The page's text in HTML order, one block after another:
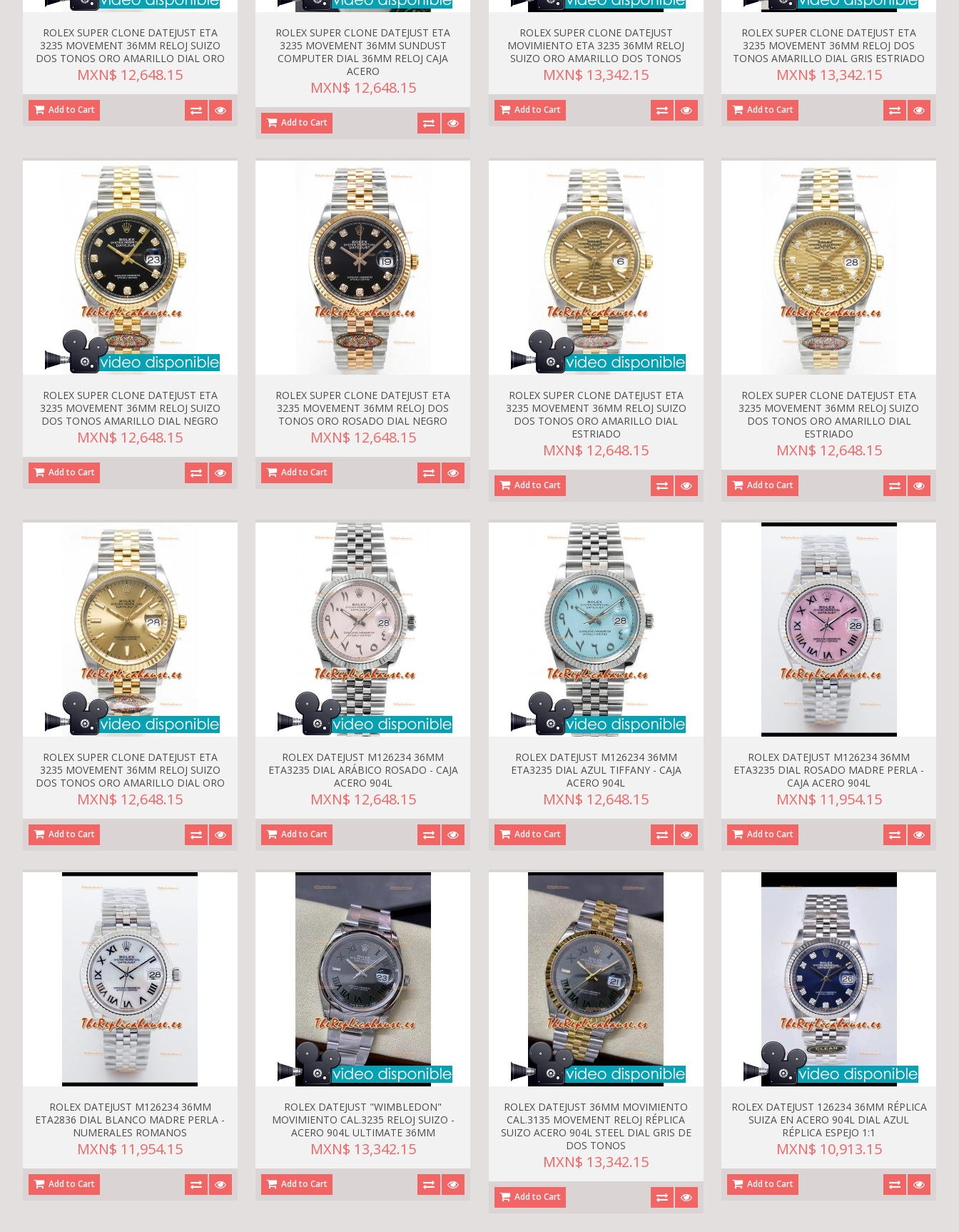
ROLEX SUPER CLONE DATEJUST ETA
3235 MOVEMENT 36MM RELOJ SUIZO
DOS TONOS ORO AMARILLO DIAL ORO
MXN$ 12,648.15
Add to Cart
ROLEX SUPER CLONE DATEJUST ETA
3235 MOVEMENT 36MM SUNDUST
COMPUTER DIAL 36MM RELOJ CAJA
ACERO
MXN$ 12,648.15
Add to Cart
ROLEX SUPER CLONE DATEJUST
MOVIMIENTO ETA 3235 36MM RELOJ
SUIZO ORO AMARILLO DOS TONOS
MXN$ 13,342.15
Add to Cart
ROLEX SUPER CLONE DATEJUST ETA
3235 MOVEMENT 36MM RELOJ DOS
TONOS AMARILLO DIAL GRIS ESTRIADO
MXN$ 13,342.15
Add to Cart
ROLEX SUPER CLONE DATEJUST ETA
3235 MOVEMENT 36MM RELOJ SUIZO
DOS TONOS AMARILLO DIAL NEGRO
MXN$ 12,648.15
Add to Cart
ROLEX SUPER CLONE DATEJUST ETA
3235 MOVEMENT 36MM RELOJ DOS
TONOS ORO ROSADO DIAL NEGRO
MXN$ 12,648.15
Add to Cart
ROLEX SUPER CLONE DATEJUST ETA
3235 MOVEMENT 36MM RELOJ SUIZO
DOS TONOS ORO AMARILLO DIAL
ESTRIADO
MXN$ 12,648.15
Add to Cart
ROLEX SUPER CLONE DATEJUST ETA
3235 MOVEMENT 36MM RELOJ SUIZO
DOS TONOS ORO AMARILLO DIAL
ESTRIADO
MXN$ 12,648.15
Add to Cart
ROLEX SUPER CLONE DATEJUST ETA
3235 MOVEMENT 36MM RELOJ SUIZO
DOS TONOS ORO AMARILLO DIAL ORO
MXN$ 12,648.15
Add to Cart
ROLEX DATEJUST M126234 36MM
ETA3235 DIAL ARÁBICO ROSADO - CAJA
ACERO 904L
MXN$ 12,648.15
Add to Cart
ROLEX DATEJUST M126234 36MM
ETA3235 DIAL AZUL TIFFANY - CAJA
ACERO 904L
MXN$ 12,648.15
Add to Cart
ROLEX DATEJUST M126234 36MM
ETA3235 DIAL ROSADO MADRE PERLA -
CAJA ACERO 904L
MXN$ 11,954.15
Add to Cart
ROLEX DATEJUST M126234 36MM
ETA2836 DIAL BLANCO MADRE PERLA -
NUMERALES ROMANOS
MXN$ 11,954.15
Add to Cart
ROLEX DATEJUST "WIMBLEDON"
MOVIMIENTO CAL.3235 RELOJ SUIZO -
ACERO 904L ULTIMATE 36MM
MXN$ 13,342.15
Add to Cart
ROLEX DATEJUST 36MM MOVIMIENTO
CAL.3135 MOVEMENT RELOJ RÉPLICA
SUIZO ACERO 904L STEEL DIAL GRIS DE
DOS TONOS
MXN$ 13,342.15
Add to Cart
ROLEX DATEJUST 126234 36MM RÉPLICA
SUIZA EN ACERO 904L DIAL AZUL
RÉPLICA ESPEJO 1:1
MXN$ 10,913.15
Add to Cart